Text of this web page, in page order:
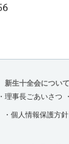
新生十全会について
・理事長ごあいさつ
・個人情報保護方針